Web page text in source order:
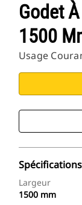
Godet
1500
Usage
Largeur
1500 mm